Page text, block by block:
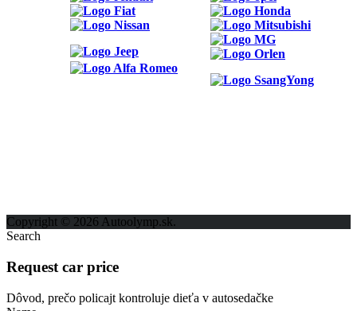
Copyright © 2026 Autoolymp.sk.
Search
Request car price
Dôvod, prečo policajt kontroluje dieťa v autosedačke